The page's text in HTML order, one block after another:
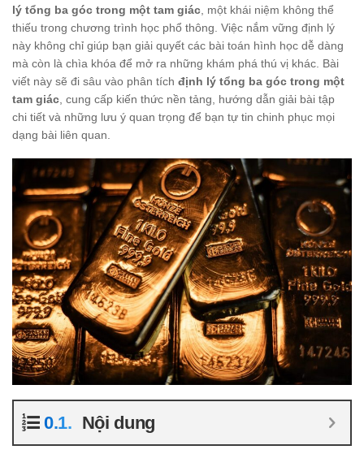
lý tổng ba góc trong một tam giác , một khái niệm không thể
thiếu trong chương trình học phổ thông. Việc nắm vững định lý
này không chỉ giúp bạn giải quyết các bài toán hình học dễ dàng
mà còn là chìa khóa để mở ra những khám phá thú vị khác. Bài
viết này sẽ đi sâu vào phân tích định lý tổng ba góc trong một
tam giác , cung cấp kiến thức nền tảng, hướng dẫn giải bài tập
chi tiết và những lưu ý quan trọng để bạn tự tin chinh phục mọi
dạng bài liên quan.
Nội dung